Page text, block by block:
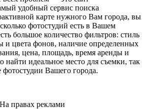
удобный сервис поиска
карте нужного Вам города, вы
фотостудий есть в Вашем
большое количество фильтров: стиль
и цвета фонов, наличие определенных
цена, площадь, время аренды и
найти идеальное место для съемки, так
фотостудии Вашего города.
На правах реклами